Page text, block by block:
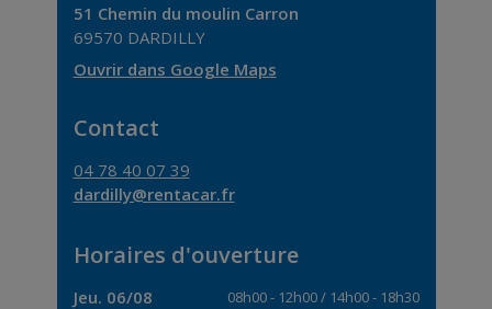
51 Chemin du moulin Carron
69570 DARDILLY
Ouvrir dans Google Maps
Contact
04 78 40 07 39
dardilly@rentacar.fr
Horaires d'ouverture
Jeu. 06/08 08h00- 12h00/ 14h00- 18h30